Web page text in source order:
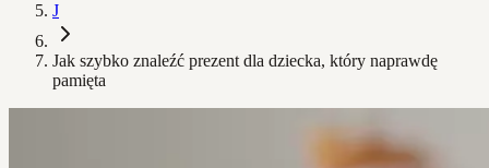
J
Jak szybko znaleźć prezent dla dziecka, który naprawdę
pamięta